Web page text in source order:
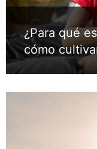
¿Para qué
cómo